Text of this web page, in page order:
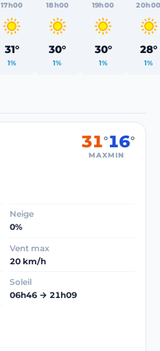
17h00
31°
1%
18h00
30°
1%
19h00
30°
1%
28°
1%
31°
MAX
16°
MIN
Neige
0%
Vent max
20 km/h
Soleil
06h46 → 21h09